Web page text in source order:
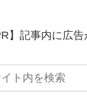
】記事内に広